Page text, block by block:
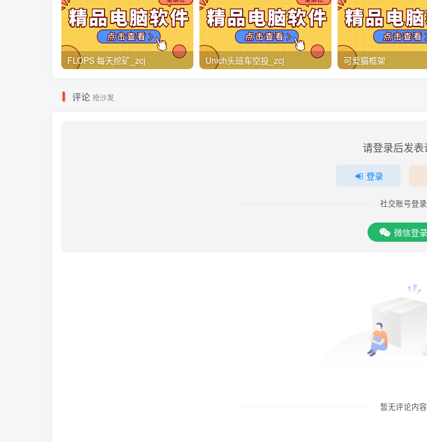
FLOPS 每天挖矿_zcj Unich头班车空投_zcj 可爱猫框架
评论 抢沙发
请登录后发表
登录
社交账号登录
微信登录
暂无评论内容